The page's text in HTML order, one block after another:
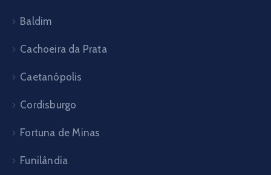
Baldim
Cachoeira da Prata
Caetanópolis
Cordisburgo
Fortuna de Minas
Funilândia